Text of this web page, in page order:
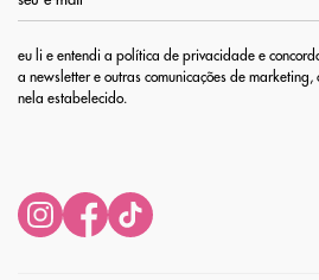
eu li e entendi a política de privacidade e
a newsletter e outras comunicações de marketing,
nela estabelecido.